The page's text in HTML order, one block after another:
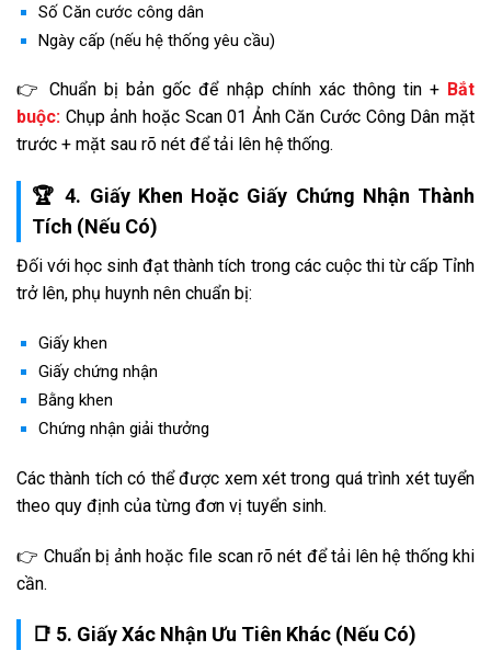
Số Căn cước công dân
Ngày cấp (nếu hệ thống yêu cầu)
👉 Chuẩn bị bản gốc để nhập chính xác thông tin + Bắt
buộc: Chụp ảnh hoặc Scan 01 Ảnh Căn Cước Công Dân mặt
trước + mặt sau rõ nét để tải lên hệ thống.
🏆 4. Giấy Khen Hoặc Giấy Chứng Nhận Thành
Tích (Nếu Có)
Đối với học sinh đạt thành tích trong các cuộc thi từ cấp Tỉnh
trở lên, phụ huynh nên chuẩn bị:
Giấy khen
Giấy chứng nhận
Bằng khen
Chứng nhận giải thưởng
Các thành tích có thể được xem xét trong quá trình xét tuyển
theo quy định của từng đơn vị tuyển sinh.
👉 Chuẩn bị ảnh hoặc file scan rõ nét để tải lên hệ thống khi
cần.
📑 5. Giấy Xác Nhận Ưu Tiên Khác (Nếu Có)